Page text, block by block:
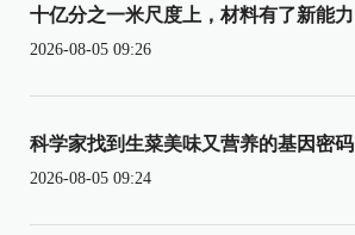
十亿分之一米尺度上，材料有了新能力
2026-08-05 09:26
科学家找到生菜美味又营养的基因密码
2026-08-05 09:24